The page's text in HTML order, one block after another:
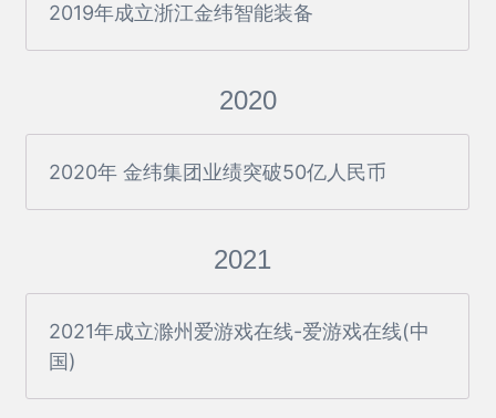
2019年成立浙江金纬智能装备
2020
2020年 金纬集团业绩突破50亿人民币
2021
2021年成立滁州爱游戏在线-爱游戏在线(中
国)